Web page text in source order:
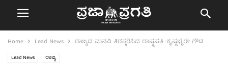
Home Lead News ರಾಜ್ಯದ ಮನವಿ ತಿರಸ್ಕರಿಸಿದ ರಾಷ್ಟ್ರಪತಿ :ಕೃಷ್ಣಭೈರೇ ಗೌಡ
Lead News ರಾಜ್ಯ